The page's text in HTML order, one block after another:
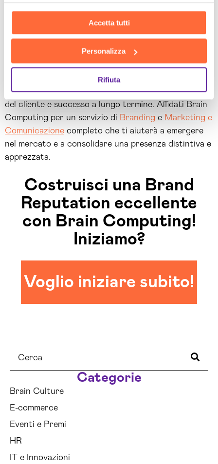
Accetta tutti
Personalizza
Rifiuta
aziendale distintiva e innovativa. Con un focus
particolare sull’esperienza del cliente, in Brain
Computing lavoriamo per creare una connessione
autentica tra il tuo marchio e il pubblico. Attraverso
pratiche trasparenti,analisi Brand Reputatione
mirate, puntiamo a costruire una
reputazione positiva che si traduca in fiducia, fedeltà
del cliente e successo a lungo termine. Affidati Brain
Computing per un servizio di Branding e Marketing e
Comunicazione completo che ti aiuterà a emergere
nel mercato e a consolidare una presenza distintiva e
apprezzata.
Costruisci una Brand
Reputation eccellente
con Brain Computing!
Iniziamo?
Voglio iniziare subito!
Categorie
Brain Culture
E-commerce
Eventi e Premi
HR
IT e Innovazioni